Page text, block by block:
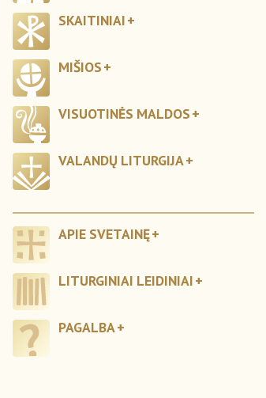
SKAITINIAI
MIŠIOS
VISUOTINĖS MALDOS
VALANDŲ LITURGIJA
APIE SVETAINĘ
LITURGINIAI LEIDINIAI
PAGALBA